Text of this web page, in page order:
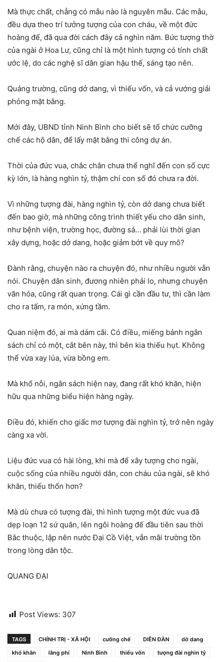
Mà thực chất, chẳng có mẫu nào là nguyên mẫu. Các mẫu,
đều dựa theo trí tưởng tượng của con cháu, về một đức
hoàng đế, đã qua đời cách đây cả nghìn năm. Bức tượng thờ
của ngài ở Hoa Lư, cũng chỉ là một hình tượng có tính chất
ước lệ, do các nghệ sĩ dân gian hậu thế, sáng tạo nên.
Quảng trường, cũng dở dang, vì thiếu vốn, và cả vướng giải
phóng mặt bằng.
Mới đây, UBND tỉnh Ninh Bình cho biết sẽ tổ chức cưỡng
chế các hộ dân, để lấy mặt bằng thi công dự án.
Thời của đức vua, chắc chắn chưa thể nghĩ đến con số cực
kỳ lớn, là hàng nghìn tỷ, thậm chí con số đó chưa ra đời.
Vì những tượng đài, hàng nghìn tỷ, còn dở dang chưa biết
đến bao giờ, mà những công trình thiết yếu cho dân sinh,
như bệnh viện, trường học, đường sá… phải lùi thời gian
xây dựng, hoặc dở dang, hoặc giảm bớt về quy mô?
Đành rằng, chuyện nào ra chuyện đó, như nhiều người vẫn
nói. Chuyện dân sinh, đương nhiên phải lo, nhưng chuyện
văn hóa, cũng rất quan trọng. Cái gì cần đầu tư, thì cần làm
cho ra tấm, ra món, xứng tầm.
Quan niệm đó, ai mà dám cãi. Có điều, miếng bánh ngân
sách chỉ có một, cắt bên này, thì bên kia thiếu hụt. Không
thể vừa xay lúa, vừa bồng em.
Mà khổ nỗi, ngân sách hiện nay, đang rất khó khăn, hiện
hữu qua những biểu hiện hàng ngày.
Điều đó, khiến cho giấc mơ tượng đài nghìn tỷ, trở nên ngày
càng xa vời.
Liệu đức vua có hài lòng, khi mà để xây tượng cho ngài,
cuộc sống của nhiều người dân, con cháu của ngài, sẽ khó
khăn, thiếu thốn hơn?
Mà dù chưa có tượng đài, thì hình tượng một đức vua đã
dẹp loạn 12 sứ quân, lên ngôi hoàng đế đầu tiên sau thời
Bắc thuộc, lập nên nước Đại Cồ Việt, vẫn mãi trường tồn
trong lòng dân tộc.
QUANG ĐẠI
Post Views: 307
TAGS CHÍNH TRỊ - XÃ HỘI cưỡng chế DIỄN ĐÀN
dở dang
khó khăn
lãng phí Ninh Bình thiếu vốn
tượng đài nghìn tỷ